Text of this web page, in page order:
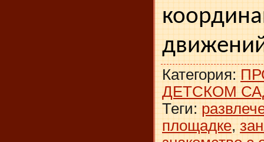
Категория:
ДЕТСКОМ
Теги:
площадке,